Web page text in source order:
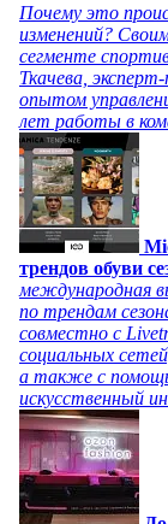
Почему это
изменений?
сегменте
Ткачева,
опытом
лет работы в
трендов обуви
международная
по трендам
совместно с
социальных
а также с
искусственный